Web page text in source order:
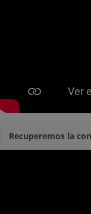
Recuperemos la